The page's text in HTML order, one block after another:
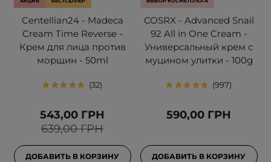
Centellian24 - Madeca
Cream Time Reverse -
Крем для лица против
морщин - 50ml
32
639,00 ГРН
543,00 ГРН
ДОБАВИТЬ В КОРЗИНУ
COSRX - Advanced Snail
92 All in One Cream -
Универсальный крем с
муцином улитки - 100g
997
590,00 ГРН
ДОБАВИТЬ В КОРЗИНУ